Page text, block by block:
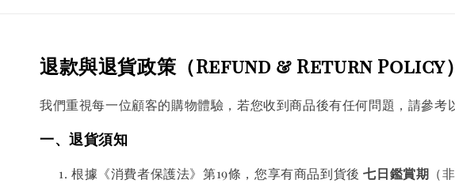
退款與退貨政策（Refund & Return Policy）
我們重視每一位顧客的購物體驗，若您收到商品後有任何問題，請參考
一、退貨須知
根據《消費者保護法》第19條，您享有商品到貨後七日鑑賞期 （